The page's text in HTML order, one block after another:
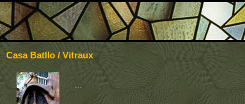
Casa Batllo / Vitraux